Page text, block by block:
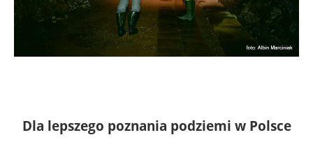
Dla lepszego poznania podziemi w Polsce